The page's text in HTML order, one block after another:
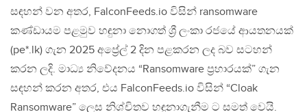
සඳහන් වන අතර, FalconFeeds.io විසින් ransomware
කණ්ඩායම පළමුව හඳුනා නොගත් ශ්‍රී ලංකා රජයේ ආයතනයක්
(pe*.lk) ගැන 2025 අප්‍රේල් 2 දින පළකරන ලද බව සටහන්
කරන ලදි. මාධ්‍ය නිවේදනය “Ransomware ප්‍රහාරයක්” ගැන
සඳහන් කරන අතර, එය FalconFeeds.io විසින් “Cloak
Ransomware” ලෙස නිශ්චිතව හඳුනාගැනීම ට සමත් වෙයි.